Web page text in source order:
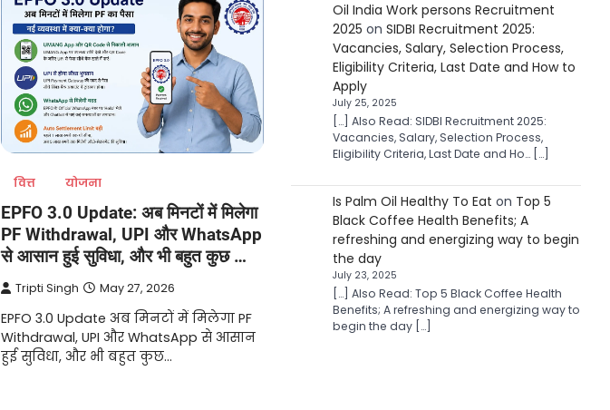
वित्त योजना
EPFO 3.0 Update: अब मिनटों में मिलेगा
PF Withdrawal, UPI और WhatsApp
से आसान हुई सुविधा, और भी बहुत कुछ …
Tripti Singh May 27, 2026
EPFO 3.0 Update अब मिनटों में मिलेगा PF
Withdrawal, UPI और WhatsApp से आसान
हुई सुविधा, और भी बहुत कुछ…
Oil India Work persons Recruitment
2025 on SIDBI Recruitment 2025:
Vacancies, Salary, Selection Process,
Eligibility Criteria, Last Date and How to
Apply
July 25, 2025
[…] Also Read: SIDBI Recruitment 2025:
Vacancies, Salary, Selection Process,
Eligibility Criteria, Last Date and Ho… […]
Is Palm Oil Healthy To Eat on Top 5
Black Coffee Health Benefits; A
refreshing and energizing way to begin
the day
July 23, 2025
[…] Also Read: Top 5 Black Coffee Health
Benefits; A refreshing and energizing way to
begin the day […]